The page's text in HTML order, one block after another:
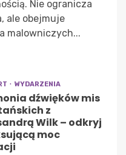
Nie ogranicza
ale obejmuje
malowniczych...
WYDARZENIA
dźwięków mis
z
Wilk – odkryj
moc